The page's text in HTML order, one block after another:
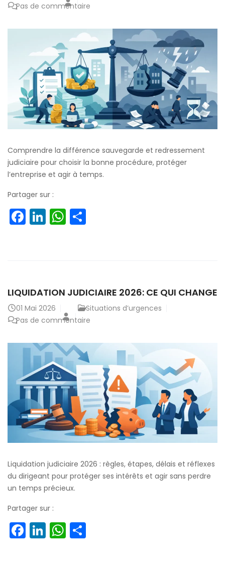
Pas de commentaire
Comprendre la différence sauvegarde et redressement
judiciaire pour choisir la bonne procédure, protéger
l’entreprise et agir à temps.
Partager sur :
Facebook
LinkedIn
WhatsApp
LIQUIDATION JUDICIAIRE 2026: CE QUI CHANGE
01 Mai 2026
Situations d’urgences
Pas de commentaire
Liquidation judiciaire 2026 : règles, étapes, délais et réflexes
du dirigeant pour protéger ses intérêts et agir sans perdre
un temps précieux.
Partager sur :
Facebook
LinkedIn
WhatsApp